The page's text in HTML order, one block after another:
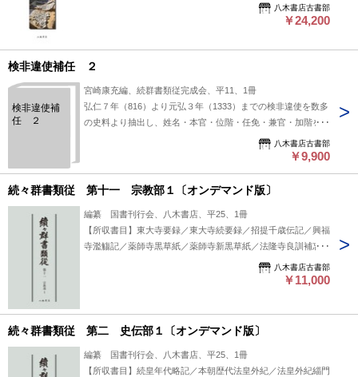
八木書店古書部
￥24,200
検非違使補任 ２
検非違使補
任 ２
宮崎康充編、続群書類従完成会、平11、1冊
弘仁７年（816）より元弘３年（1333）までの検非違使を数多
の史料より抽出し、姓名・本官・位階・任免・兼官・加階を年
ごとに掲出し、出典を明確にする。 【収録】第２巻
1224〔元仁元〕～1333〔元弘３〕・系図・索引付 #八木書店
八木書店古書部
￥9,900
続々群書類従 第十一 宗教部１〔オンデマンド版〕
編纂 国書刊行会、八木書店、平25、1冊
【所収書目】東大寺要録／東大寺続要録／招提千歳伝記／興福
寺濫觴記／薬師寺黒草紙／薬師寺新黒草紙／法隆寺良訓補忘集
／南都七大寺巡礼記 #八木書店出版物/続々群書類従/翻刻資料
八木書店古書部
￥11,000
続々群書類従 第二 史伝部１〔オンデマンド版〕
編纂 国書刊行会、八木書店、平25、1冊
【所収書目】続皇年代略記／本朝歴代法皇外紀／法皇外紀緇門